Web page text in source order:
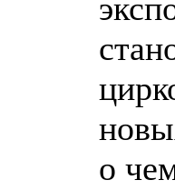
о